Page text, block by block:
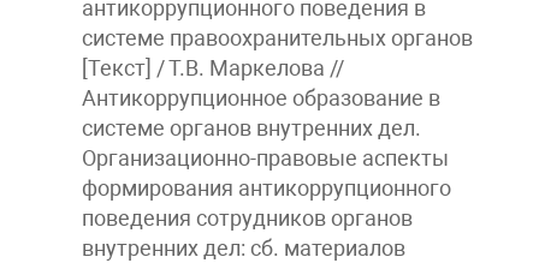
антикоррупционного поведения в
системе правоохранительных органов
[Текст] / Т.В. Маркелова //
Антикоррупционное образование в
системе органов внутренних дел.
Организационно-правовые аспекты
формирования антикоррупционного
поведения сотрудников органов
внутренних дел: сб. материалов